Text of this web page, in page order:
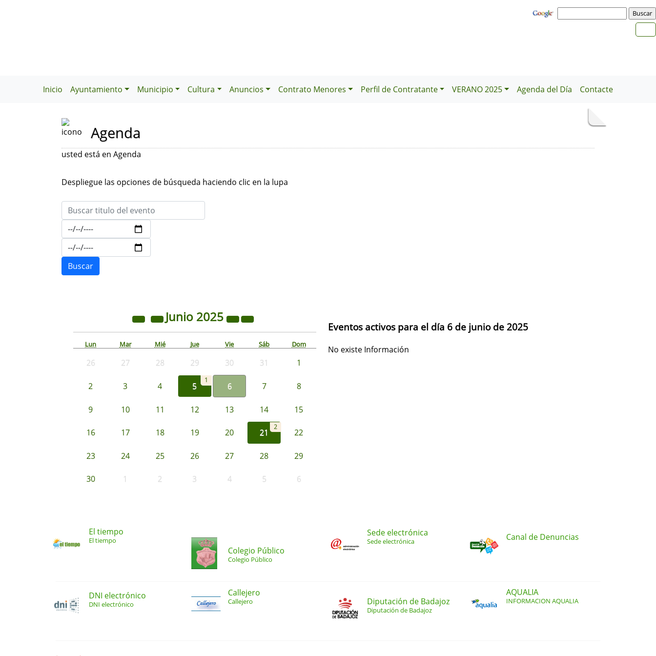
Inicio Ayuntamiento Municipio Cultura Anuncios Contrato Menores Perfil de Contratante VERANO 2025 Agenda del Día Contacte
Agenda
usted está en Agenda
Despliegue las opciones de búsqueda haciendo clic en la lupa
Junio 2025
Lun Mar Mié Jue Vie Sáb Dom
26 27 28 29 30 31 1
2 3 4 5
1
6 7 8
9 10 11 12 13 14 15
16 17 18 19 20 21
2
22
23 24 25 26 27 28 29
30 1 2 3 4 5 6
Eventos activos para el día 6 de junio de 2025
No existe Información
El tiempo
El tiempo
Colegio Público
Colegio Público
Sede electrónica
Sede electrónica Canal de Denuncias
DNI electrónico
DNI electrónico
Callejero
Callejero Diputación de Badajoz
Diputación de Badajoz
AQUALIA
INFORMACION AQUALIA